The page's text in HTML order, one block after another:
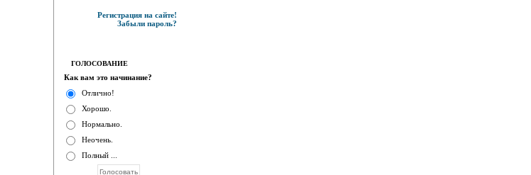
Регистрация на сайте!
Забыли пароль?
ГОЛОСОВАНИЕ
Как вам это начинание?
Отлично!
Хорошо.
Нормально.
Неочень.
Полный ...